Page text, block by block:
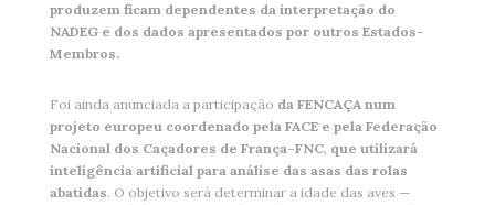
produzem ficam dependentes da interpretação do
NADEG e dos dados apresentados por outros Estados-
Membros.
Foi ainda anunciada a participação da FENCAÇA num
projeto europeu coordenado pela FACE e pela Federação
Nacional dos Caçadores de França-FNC, que utilizará
inteligência artificial para análise das asas das rolas
abatidas. O objetivo será determinar a idade das aves —